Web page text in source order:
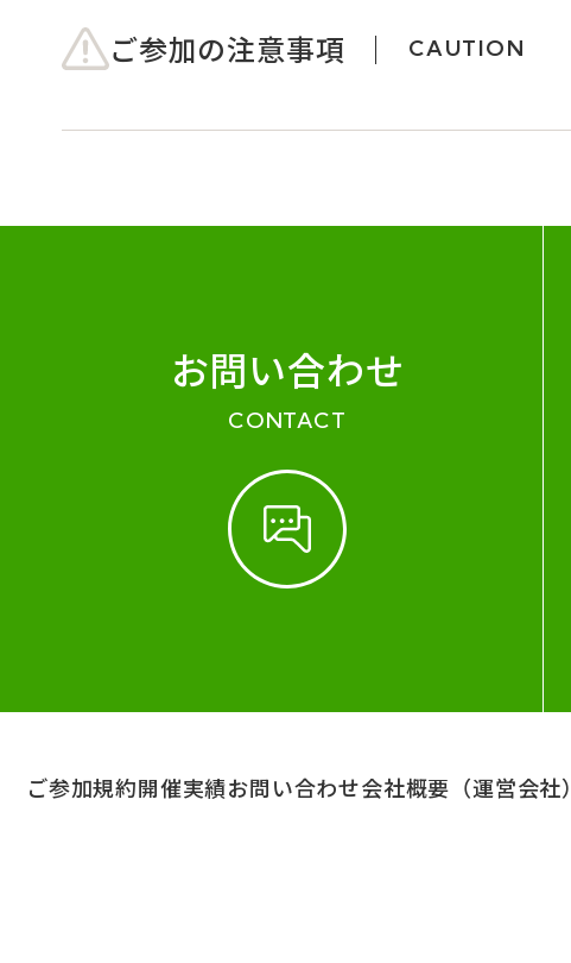
ご参加の注意事項 CAUTION
お問い合わせ
CONTACT
ご参加規約開催実績お問い合わせ会社概要（運営会社）